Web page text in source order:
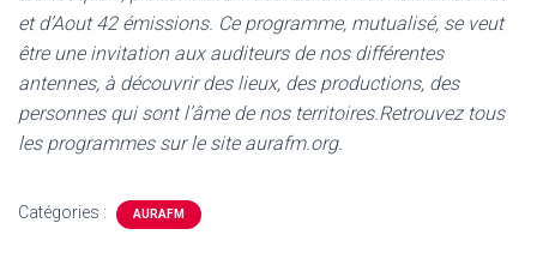
et d’Aout 42 émissions. Ce programme, mutualisé, se veut
être une invitation aux auditeurs de nos différentes
antennes, à découvrir des lieux, des productions, des
personnes qui sont l’âme de nos territoires.Retrouvez tous
les programmes sur le site aurafm.org.
Catégories : AURAFM